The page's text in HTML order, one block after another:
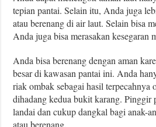
tepian pantai. Selain itu, Anda juga
atau berenang di air laut. Selain bisa
Anda juga bisa merasakan kesegaran
Anda bisa berenang dengan aman
besar di kawasan pantai ini. Anda
riak ombak sebagai hasil terpecahnya
dihadang kedua bukit karang. Pinggir
landai dan cukup dangkal bagi anak-
atau berenang.